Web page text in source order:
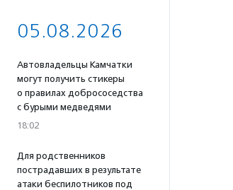
05.08.2026
Автовладельцы Камчатки
могут получить стикеры
о правилах добрососедства
с бурыми медведями
18:02
Для родственников
пострадавших в результате
атаки беспилотников под